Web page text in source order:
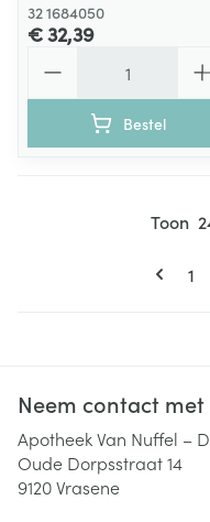
32 1684050
€ 32,39
Bestel
U
1
Toon
Neem contact
Apotheek Van Nuffel –
Oude Dorpsstraat 14
9120Vrasene